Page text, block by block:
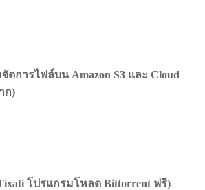
ดการไฟล์บน Amazon S3 และ Cloud
ก)
โปรแกรมโหลด Bittorrent ฟรี)